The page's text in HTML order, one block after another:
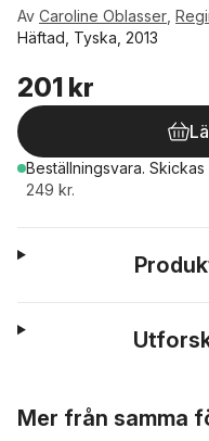
Av Caroline Oblasser
Häftad, Tyska, 2013
201 kr
Beställningsvara. Skickas
249 kr.
Mer från samma